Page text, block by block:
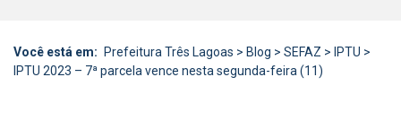
Você está em: Prefeitura Três Lagoas > Blog > SEFAZ > IPTU >
IPTU 2023 – 7ª parcela vence nesta segunda-feira (11)